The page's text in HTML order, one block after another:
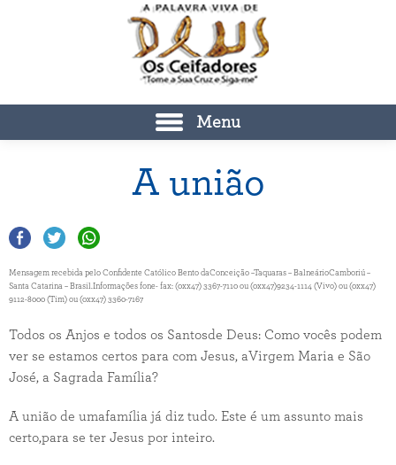
Menu
A união
Mensagem recebida pelo Confidente Católico Bento daConceição –Taquaras – BalneárioCamboriú –
Santa Catarina – Brasil.Informações fone- fax: (0xx47) 3367-7110 ou (0xx47)9234-1114 (Vivo) ou (0xx47)
9112-8000 (Tim) ou (0xx47) 3360-7167
Todos os Anjos e todos os Santosde Deus: Como vocês podem
ver se estamos certos para com Jesus, aVirgem Maria e São
José, a Sagrada Família?
A união de umafamília já diz tudo. Este é um assunto mais
certo,para se ter Jesus por inteiro.